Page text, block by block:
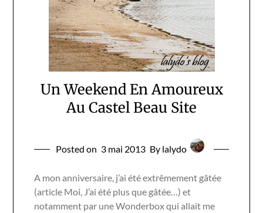
Un Weekend En Amoureux
Au Castel Beau Site
Posted on 3 mai 2013 By lalydo
A mon anniversaire, j’ai été extrêmement gâtée
(article Moi, J’ai été plus que gâtée…) et
notamment par une Wonderbox qui allait me